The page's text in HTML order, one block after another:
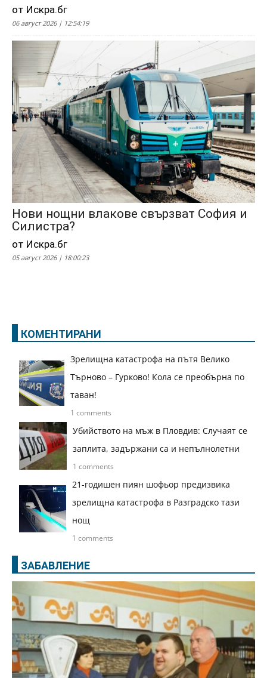
от Искра.бг
06 август 2026 | 12:54:19
Нови нощни влакове свързват София и
Силистра?
от Искра.бг
05 август 2026 | 18:00:23
КОМЕНТИРАНИ
Зрелищна катастрофа на пътя Велико
Търново – Гурково! Кола се преобърна по
таван!
1 comments
Убийството на мъж в Пловдив: Случаят се
заплита, задържани са и непълнолетни
1 comments
21-годишен пиян шофьор предизвика
зрелищна катастрофа в Разградско тази
нощ
1 comments
ЗАБАВЛЕНИЕ